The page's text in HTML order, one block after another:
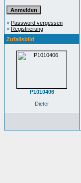
» Password vergessen
» Registrierung
Zufallsbild
P1010406
Dieter